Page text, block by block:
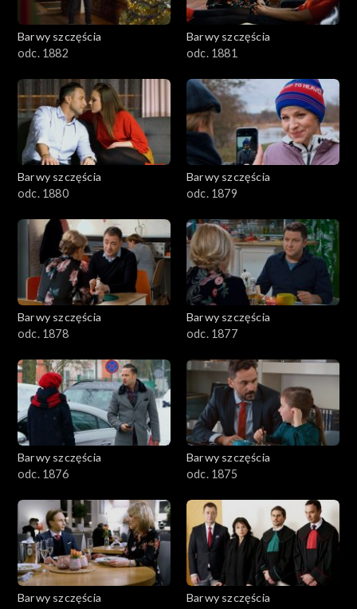
Barwy szczęścia
odc. 1882
Barwy szczęścia
odc. 1881
Barwy szczęścia
odc. 1880
Barwy szczęścia
odc. 1879
Barwy szczęścia
odc. 1878
Barwy szczęścia
odc. 1877
Barwy szczęścia
odc. 1876
Barwy szczęścia
odc. 1875
Barwy szczęścia
Barwy szczęścia